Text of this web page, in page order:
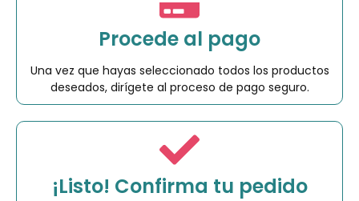
Procede al pago
Una vez que hayas seleccionado todos los productos
deseados, dirígete al proceso de pago seguro.
¡Listo! Confirma tu pedido